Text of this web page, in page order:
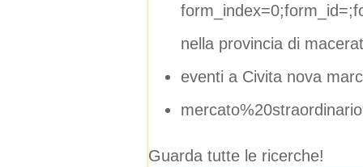
nella provincia di
eventi a Civita nova
Guarda tutte le ricerche!